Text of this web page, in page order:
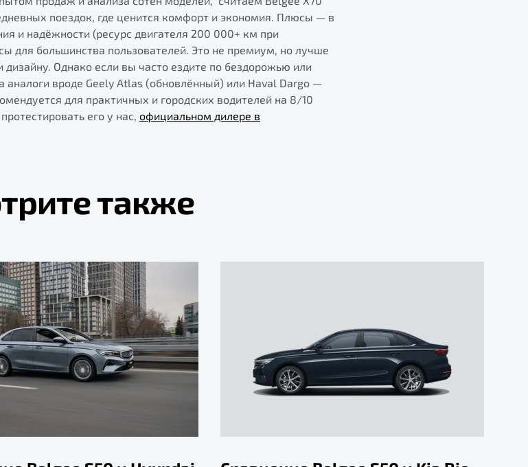
поездок, где ценится комфорт и экономия. Плюсы — в
и надёжности (ресурс двигателя 200 000+ км при
для большинства пользователей. Это не премиум, но лучше
Однако если вы часто ездите по бездорожью или
аналоги вроде Geely Atlas (обновлённый) или Haval Dargo —
для практичных и городских водителей на 8/10
его у нас, официальном дилере в
также